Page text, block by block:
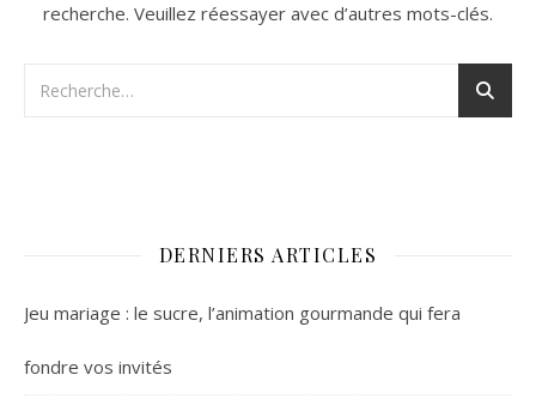
recherche. Veuillez réessayer avec d’autres mots-clés.
DERNIERS ARTICLES
Jeu mariage : le sucre, l’animation gourmande qui fera
fondre vos invités